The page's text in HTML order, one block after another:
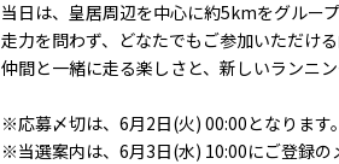
当日は、皇居周辺を中心に約5kmをグループ
走力を問わず、どなたでもご参加いただけ
仲間と一緒に走る楽しさと、新しいランニ
※応募〆切は、6月2日(火) 00:00となります。
※当選案内は、6月3日(水) 10:00にご登録の